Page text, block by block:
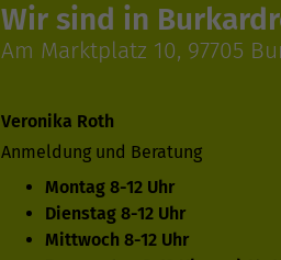
Wir sind in
Am Marktplatz 10, 97705
Veronika Roth
Anmeldung und Beratung
Montag 8-12 Uhr
Dienstag 8-12 Uhr
Mittwoch 8-12 Uhr